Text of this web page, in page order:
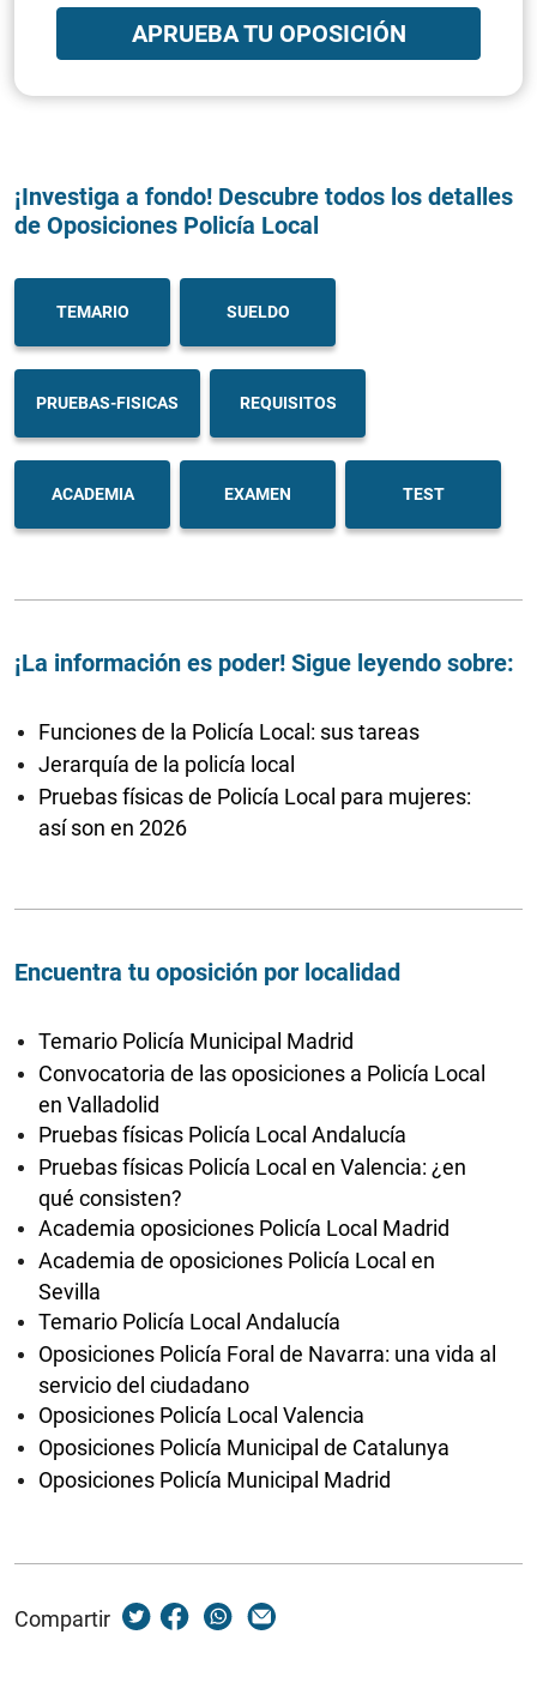
APRUEBA TU OPOSICIÓN
¡Investiga a fondo! Descubre todos los detalles
de Oposiciones Policía Local
TEMARIO SUELDO
PRUEBAS-FISICAS REQUISITOS
ACADEMIA EXAMEN TEST
¡La información es poder! Sigue leyendo sobre:
Funciones de la Policía Local: sus tareas
Jerarquía de la policía local
Pruebas físicas de Policía Local para mujeres:
así son en 2026
Encuentra tu oposición por localidad
Temario Policía Municipal Madrid
Convocatoria de las oposiciones a Policía Local
en Valladolid
Pruebas físicas Policía Local Andalucía
Pruebas físicas Policía Local en Valencia: ¿en
qué consisten?
Academia oposiciones Policía Local Madrid
Academia de oposiciones Policía Local en
Sevilla
Temario Policía Local Andalucía
Oposiciones Policía Foral de Navarra: una vida al
servicio del ciudadano
Oposiciones Policía Local Valencia
Oposiciones Policía Municipal de Catalunya
Oposiciones Policía Municipal Madrid
Compartir